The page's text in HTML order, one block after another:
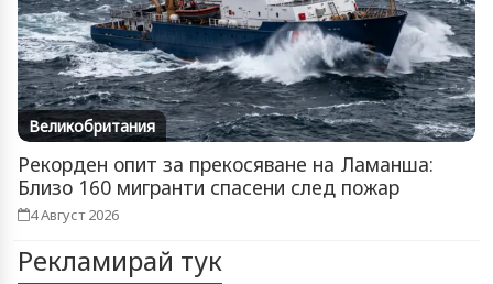
Великобритания
Рекорден опит за прекосяване на Ламанша:
Близо 160 мигранти спасени след пожар
4 Август 2026
Рекламирай тук